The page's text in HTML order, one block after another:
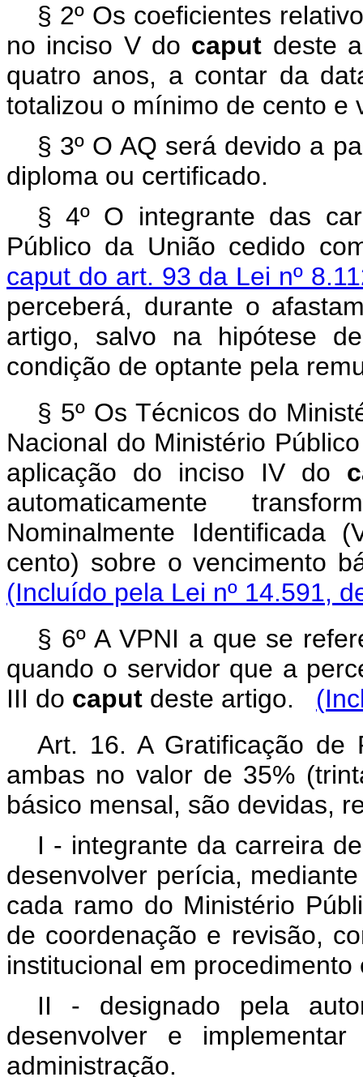
§ 2º Os coeficientes
no inciso V do caput deste
quatro anos, a contar da
totalizou o mínimo de cento e
§ 3º O AQ será devido a
diploma ou certificado.
§ 4º O integrante das
Público da União cedido
caput do art. 93 da Lei nº
perceberá, durante o
artigo, salvo na hipótese
condição de optante pela
§ 5º Os Técnicos do
Nacional do Ministério
aplicação do inciso IV do
automaticamente
Nominalmente
cento) sobre o vencimento
(Incluído pela Lei nº 14.591,
§ 6º A VPNI a que se
quando o servidor que a
III do caput deste artigo.
Art. 16. A Gratificação de
ambas no valor de 35%
básico mensal, são devidas,
I - integrante da carreira
desenvolver perícia,
cada ramo do Ministério
de coordenação e revisão,
institucional em
II - designado pela
desenvolver e
administração.